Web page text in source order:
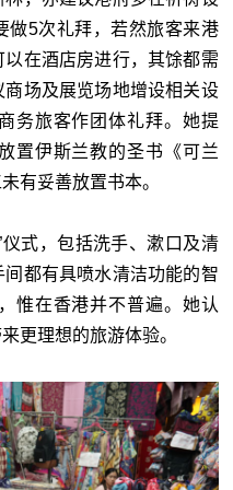
做5次礼拜，若然旅客来港
在酒店房进行，其馀都需
场及展览场地增设相关设
务旅客作团体礼拜。她提
置伊斯兰教的圣书《可兰
有妥善放置书本。
式，包括洗手、漱口及清
都有具喷水清洁功能的智
惟在香港并不普遍。她认
更理想的旅游体验。